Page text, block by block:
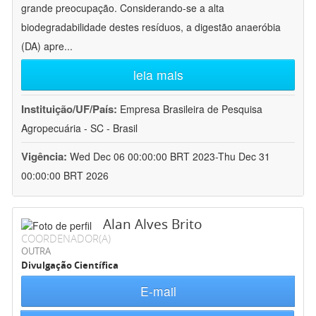
grande preocupação. Considerando-se a alta
biodegradabilidade destes resíduos, a digestão anaeróbia
(DA) apre...
leia mais
Instituição/UF/País: Empresa Brasileira de Pesquisa
Agropecuária - SC - Brasil
Vigência: Wed Dec 06 00:00:00 BRT 2023-Thu Dec 31
00:00:00 BRT 2026
Alan Alves Brito
COORDENADOR(A)
OUTRA
Divulgação Científica
E-mail